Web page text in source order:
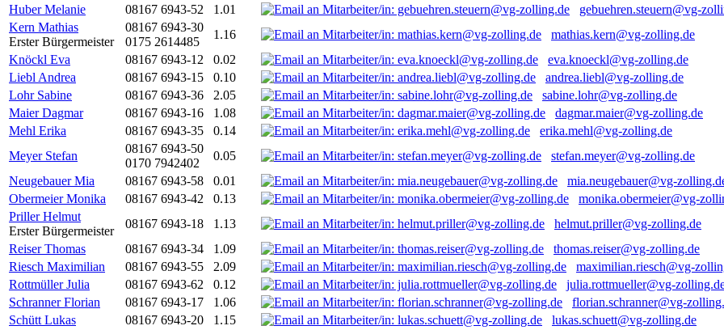
Huber Melanie
08167 6943-52 1.01
gebuehren.steuern@vg-
Kern Mathias
Erster Bürgermeister
08167 6943-30
0175 2614485
1.16
mathias.kern@vg-zolling.de
Knöckl Eva
08167 6943-12 0.02
eva.knoeckl@vg-zolling.de
Liebl Andrea
08167 6943-15 0.10
andrea.liebl@vg-zolling.de
Lohr Sabine
08167 6943-36 2.05
sabine.lohr@vg-zolling.de
Maier Dagmar
08167 6943-16 1.08
dagmar.maier@vg-zolling.de
Mehl Erika
08167 6943-35 0.14
erika.mehl@vg-zolling.de
Meyer Stefan
08167 6943-50
0170 7942402
0.05
stefan.meyer@vg-zolling.de
Neugebauer Mia
08167 6943-58 0.01
mia.neugebauer@vg-
Obermeier Monika
08167 6943-42 0.13
monika.obermeier@vg-
Priller Helmut
Erster Bürgermeister
08167 6943-18 1.13
helmut.priller@vg-zolling.de
Reiser Thomas
08167 6943-34 1.09
thomas.reiser@vg-zolling.de
Riesch Maximilian
08167 6943-55 2.09
maximilian.riesch@vg-
Rottmüller Julia
08167 6943-62 0.12
julia.rottmueller@vg-
Schranner Florian
08167 6943-17 1.06
florian.schranner@vg-
Schütt Lukas
08167 6943-20 1.15
lukas.schuett@vg-zolling.de